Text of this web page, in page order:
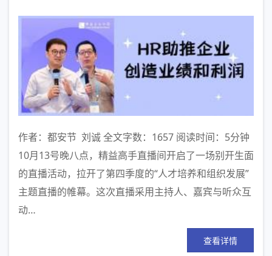
作者：都安节 刘诚 全文字数：1657 阅读时间：5分钟
10月13号晚八点，精益高手直播间开启了一场别开生面
的直播活动，拉开了第四季度的“人才培养和组织发展”
主题直播的帷幕。这次直播采用主持人、嘉宾与听众互
动…
查看详情